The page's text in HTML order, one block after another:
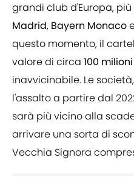
grandi club d'Europa,
Madrid, Bayern Monaco
questo momento, il
valore di circa 100
inavvicinabile. Le
l'assalto a partire dal
sarà più vicino alla
arrivare una sorta di
Vecchia Signora